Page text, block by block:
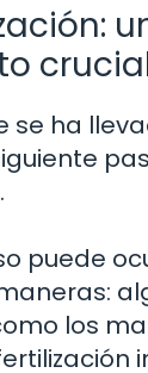
se ha
puede
los